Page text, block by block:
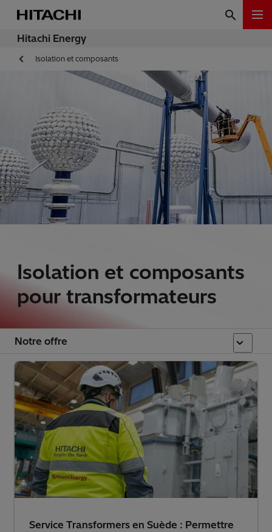
Hitachi Energy
Isolation et composants
Isolation et composants
pour transformateurs
Notre offre
📢Avez-vous manqué la séance en direct de